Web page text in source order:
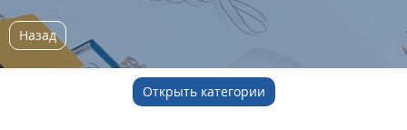
Назад
Открыть категории